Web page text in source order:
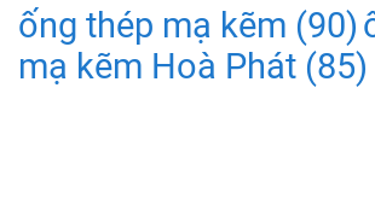
ống thép mạ kẽm (90)
mạ kẽm Hoà Phát (85)